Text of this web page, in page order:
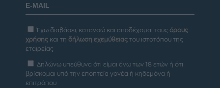
Έχω διαβάσει, κατανοώ και αποδέχομαι τους όρους
χρήσης και τη δήλωση εχεμύθειας του ιστοτόπου της
εταιρείας
Δηλώνω υπεύθυνα ότι είμαι άνω των 18 ετών ή ότι
βρίσκομαι υπό την εποπτεία γονέα ή κηδεμόνα ή
επιτρόπου